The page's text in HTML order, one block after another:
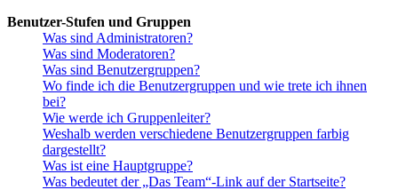
Benutzer-Stufen und Gruppen
Was sind Administratoren?
Was sind Moderatoren?
Was sind Benutzergruppen?
Wo finde ich die Benutzergruppen und wie trete ich ihnen
bei?
Wie werde ich Gruppenleiter?
Weshalb werden verschiedene Benutzergruppen farbig
dargestellt?
Was ist eine Hauptgruppe?
Was bedeutet der „Das Team“-Link auf der Startseite?